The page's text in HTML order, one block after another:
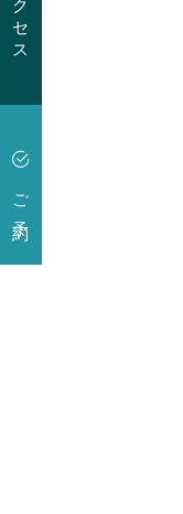
ご予約